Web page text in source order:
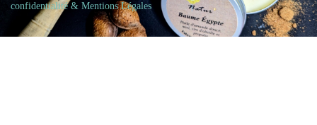
confidentialité & Mentions Légales